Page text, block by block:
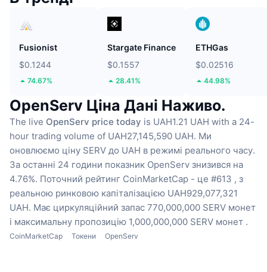
Fusionist
$0.1244
74.67%
Stargate Finance
$0.1557
28.41%
ETHGas
$0.02516
44.98%
OpenServ Ціна Дані Наживо.
The live OpenServ price today is UAH1.21 UAH with a 24-
hour trading volume of UAH27,145,590 UAH. Ми
оновлюємо ціну SERV до UAH в режимі реального часу.
За останні 24 години показник OpenServ знизився на
4.76%. Поточний рейтинг CoinMarketCap - це #613 , з
реальною ринковою капіталізацією UAH929,077,321
UAH. Має циркуляційний запас 770,000,000 SERV монет
і максимальну пропозицію 1,000,000,000 SERV монет .
CoinMarketCap Токени OpenServ